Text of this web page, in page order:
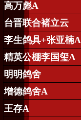
高万彪A
台晋联合褚立云
李生鸽具+张亚楠A
精英公棚李国玺A
明明鸽舍
增德鸽舍A
王存A